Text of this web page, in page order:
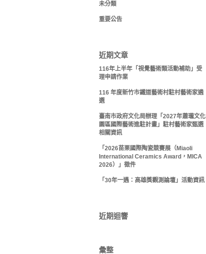
未分類
重要公告
近期文章
116年上半年「視覺藝術類活動補助」受
理申請作業
116 年度新竹市鐵道藝術村駐村藝術家遴
選
臺南市政府文化局辦理「2027年蕭瓏文化
園區國際藝術進駐計畫」駐村藝術家甄選
相關資訊
「2026苗栗國際陶瓷競賽展（Miaoli
International Ceramics Award，MICA
2026）」徵件
「30年一遇：高雄獎觀測論壇」活動資訊
近期迴響
彙整